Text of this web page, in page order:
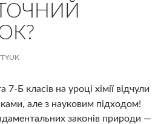
7-Б класів на уроці хімії відчули
але з науковим підходом!
законів природи —